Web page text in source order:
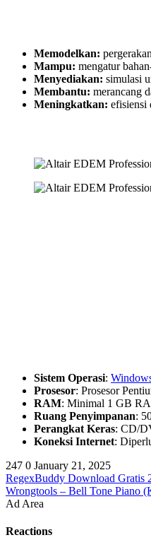
Memodelkan:
Mampu: mengatur
Menyediakan: simulasi
Membantu: merancang
Meningkatkan: efisiensi
Sistem Operasi:
Prosesor: Prosesor
RAM: Minimal 1 GB
Ruang Penyimpanan:
Perangkat Keras: CD/
Koneksi Internet:
247 0 January 21, 2025
RegexBuddy Download Gratis
Wrongtools – Bell Tone Piano
Ad Area
Reactions